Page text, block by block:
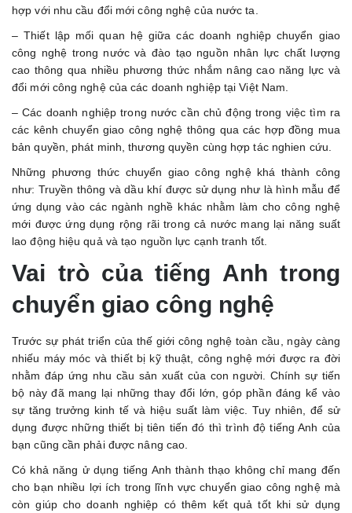
hợp với nhu cầu đổi mới công nghệ của nước ta.
– Thiết lập mối quan hệ giữa các doanh nghiệp chuyển giao
công nghệ trong nước và đào tạo nguồn nhân lực chất lượng
cao thông qua nhiều phương thức nhắm nâng cao năng lực và
đổi mới công nghệ của các doanh nghiệp tại Việt Nam.
– Các doanh nghiệp trong nước cần chủ động trong việc tìm ra
các kênh chuyển giao công nghệ thông qua các hợp đồng mua
bản quyền, phát minh, thương quyền cùng hợp tác nghien cứu.
Những phương thức chuyển giao công nghệ khá thành công
như: Truyền thông và dầu khí được sử dụng như là hình mẫu để
ứng dụng vào các ngành nghề khác nhằm làm cho công nghệ
mới được ứng dụng rộng rãi trong cả nước mang lại năng suất
lao động hiệu quả và tạo nguồn lực cạnh tranh tốt.
Vai trò của tiếng Anh trong
chuyển giao công nghệ
Trước sự phát triển của thế giới công nghệ toàn cầu, ngày càng
nhiếu máy móc và thiết bị kỹ thuật, công nghệ mới được ra đời
nhằm đáp ứng nhu cầu sản xuất của con người. Chính sự tiến
bộ này đã mang lại những thay đổi lớn, góp phần đáng kể vào
sự tăng trưởng kinh tế và hiệu suất làm việc. Tuy nhiên, để sử
dụng được những thiết bị tiên tiến đó thì trình độ tiếng Anh của
bạn cũng cần phải được nâng cao.
Có khả năng ử dụng tiếng Anh thành thạo không chỉ mang đến
cho bạn nhiều lợi ích trong lĩnh vực chuyển giao công nghệ mà
còn giúp cho doanh nghiệp có thêm kết quả tốt khi sử dụng